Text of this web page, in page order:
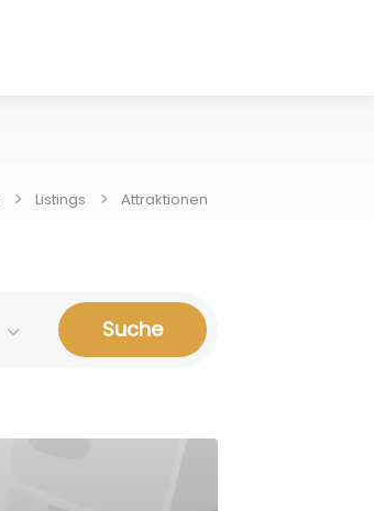
Listings Attraktionen
Suche